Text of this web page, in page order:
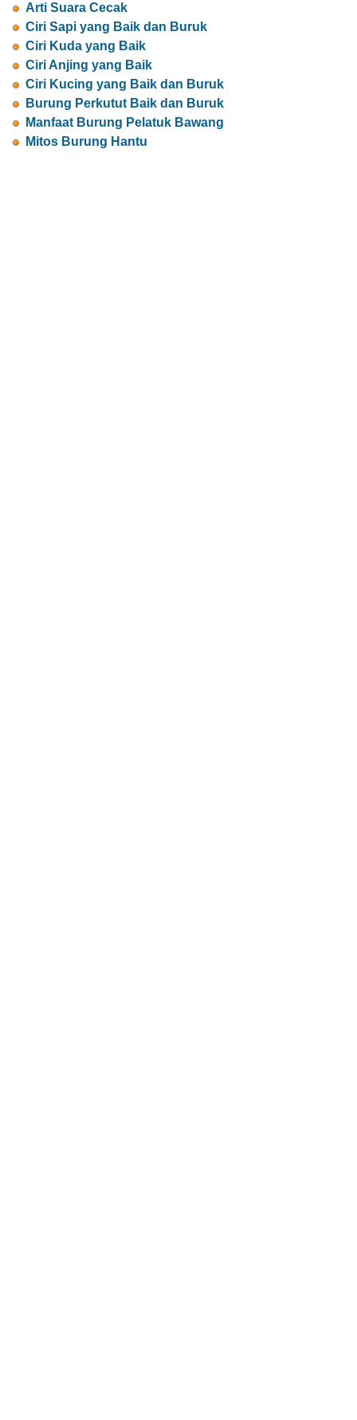
Arti Suara Cecak
Ciri Sapi yang Baik dan Buruk
Ciri Kuda yang Baik
Ciri Anjing yang Baik
Ciri Kucing yang Baik dan Buruk
Burung Perkutut Baik dan Buruk
Manfaat Burung Pelatuk Bawang
Mitos Burung Hantu